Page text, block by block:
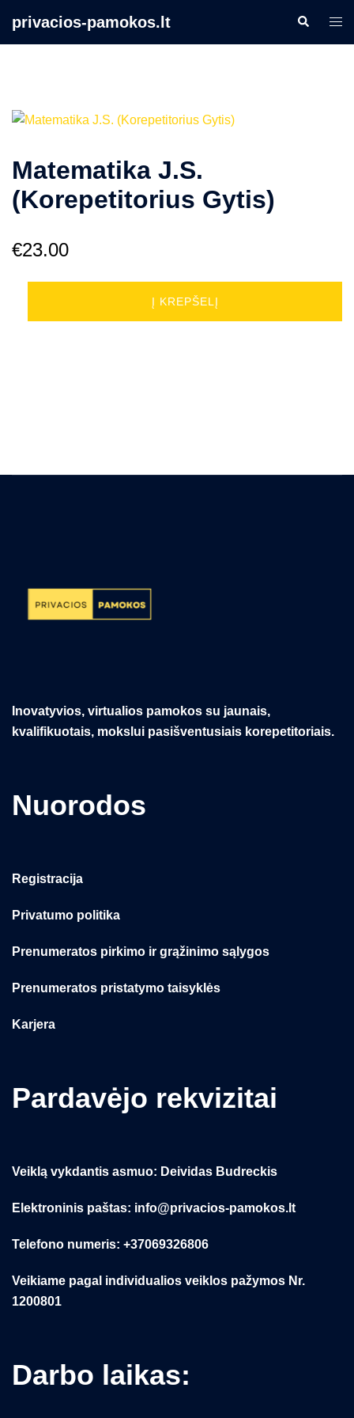
privacios-pamokos.lt Search
Matematika J.S.
(Korepetitorius Gytis)
€23.00
Į KREPŠELĮ
Inovatyvios, virtualios pamokos su jaunais,
kvalifikuotais, mokslui pasišventusiais korepetitoriais.
Nuorodos
Registracija
Privatumo politika
Prenumeratos pirkimo ir grąžinimo sąlygos
Prenumeratos pristatymo taisyklės
Karjera
Pardavėjo rekvizitai
Veiklą vykdantis asmuo: Deividas Budreckis
Elektroninis paštas: info@privacios-pamokos.lt
Telefono numeris: +37069326806
Veikiame pagal individualios veiklos pažymos Nr.
1200801
Darbo laikas: